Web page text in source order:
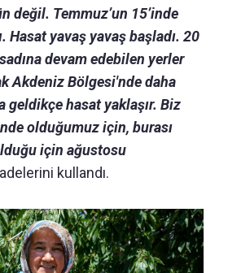
değil. Temmuz’un 15’inde
Hasat yavaş yavaş başladı. 20
devam edebilen yerler
Akdeniz Bölgesi'nde daha
geldikçe hasat yaklaşır. Biz
olduğumuz için, burası
için ağustosu
kullandı.